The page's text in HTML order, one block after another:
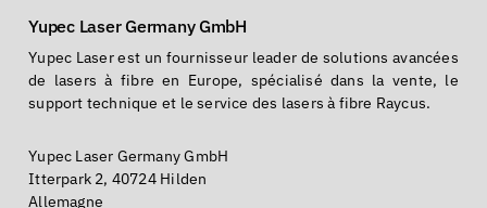
Yupec Laser Germany GmbH
Yupec Laser est un fournisseur leader de solutions avancées
de lasers à fibre en Europe, spécialisé dans la vente, le
support technique et le service des lasers à fibre Raycus.
Yupec Laser Germany GmbH
Itterpark 2, 40724 Hilden
Allemagne